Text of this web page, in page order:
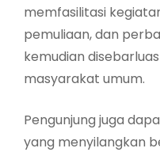
memfasilitasi
pemuliaan, dan
kemudian
masyarakat umum.
Pengunjung juga
yang menyilangkan